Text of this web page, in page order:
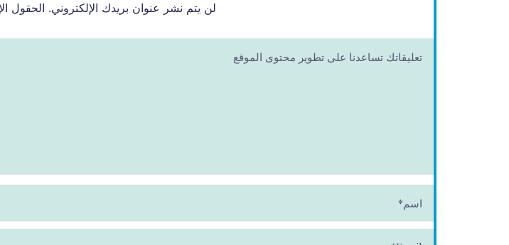
لن يتم نشر عنوان بريدك الإلكتروني. الحقول
م
*